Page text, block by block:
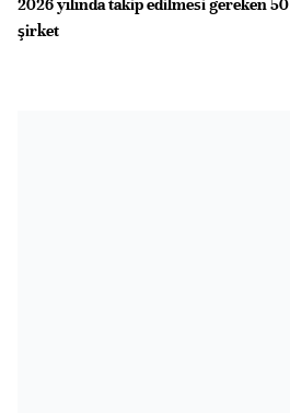
2026 yılında takip edilmesi gereken 50
şirket